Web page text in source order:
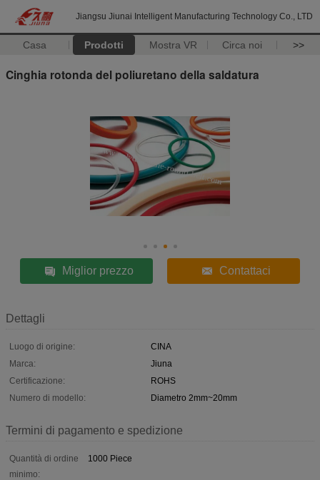
Jiangsu Jiunai Intelligent Manufacturing Technology Co., LTD
Casa Prodotti Mostra VR Circa noi >>
Cinghia rotonda del poliuretano della saldatura
Miglior prezzo Contattaci
Dettagli
Luogo di origine:
CINA
Marca:
Jiuna
Certificazione:
ROHS
Numero di modello:
Diametro 2mm~20mm
Termini di pagamento e spedizione
Quantità di ordine
minimo:
1000 Piece